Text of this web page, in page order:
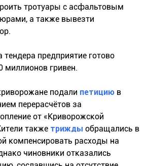
тротуары с асфальтовым
а также вывезти
предприятие готово
миллионов гривен.
подали петицию в
перерасчётов за
от «Криворожской
также трижды обращались в
компенсировать расходы на
чиновники отказались